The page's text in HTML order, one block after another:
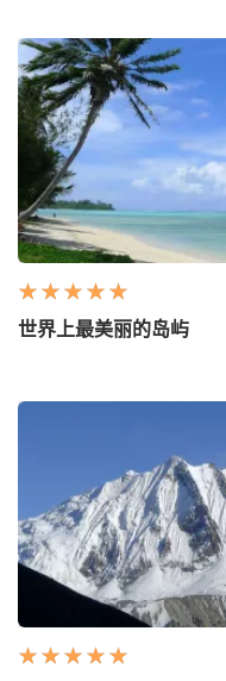
世界上最美丽的岛屿